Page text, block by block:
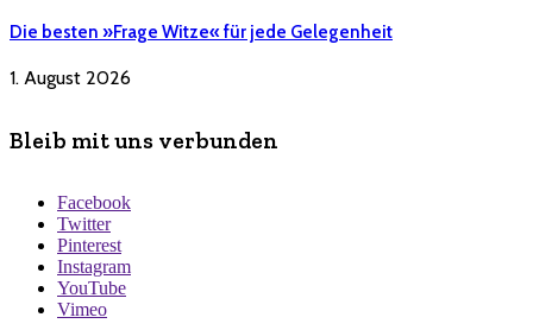
Die besten »Frage Witze« für jede Gelegenheit
1. August 2026
Bleib mit uns verbunden
Facebook
Twitter
Pinterest
Instagram
YouTube
Vimeo